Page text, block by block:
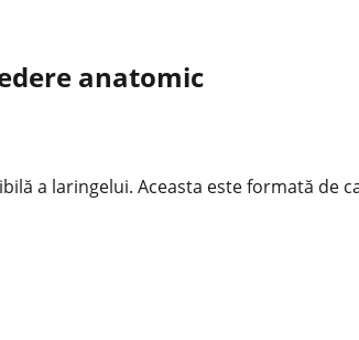
anatomic
a laringelui. Aceasta este formată